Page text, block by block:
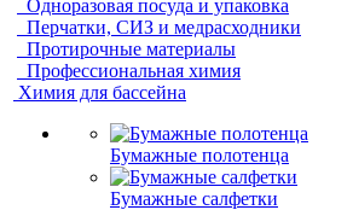
Одноразовая посуда и упаковка
Перчатки, СИЗ и медрасходники
Протирочные материалы
Профессиональная химия
Химия для бассейна
Бумажные полотенца
Бумажные салфетки